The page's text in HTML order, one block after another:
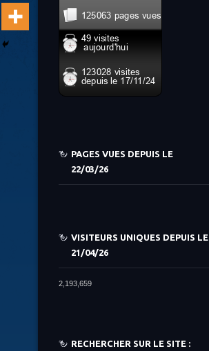
PAGES VUES DEPUIS LE
22/03/26
VISITEURS UNIQUES DEPUIS LE
21/04/26
2,193,659
RECHERCHER SUR LE SITE :